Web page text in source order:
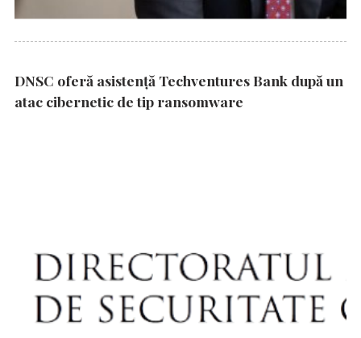
DNSC oferă asistență Techventures Bank după un
atac cibernetic de tip ransomware